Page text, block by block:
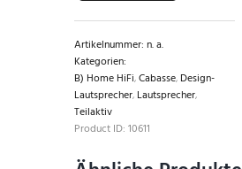
-
5.1-
System
SE
Menge
Artikelnummer: n. a.
Kategorien:
B) Home HiFi,Cabasse, Design-
Lautsprecher, Lautsprecher,
Teilaktiv
Product ID: 10611